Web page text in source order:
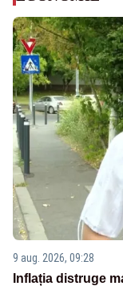
9 aug. 2026, 09:28
Inflația distruge